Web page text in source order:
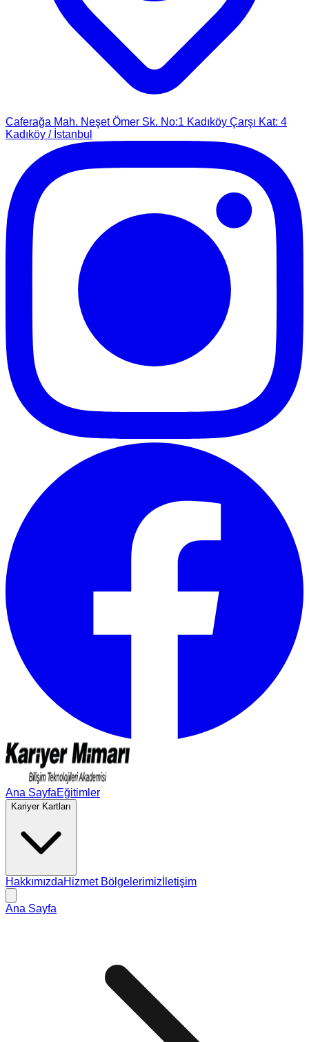
Caferağa Mah. Neşet Ömer Sk. No:1 Kadıköy Çarşı Kat: 4
Kadıköy / İstanbul
Ana SayfaEğitimler
Kariyer Kartları
HakkımızdaHizmet Bölgelerimiz İletişim
Ana Sayfa